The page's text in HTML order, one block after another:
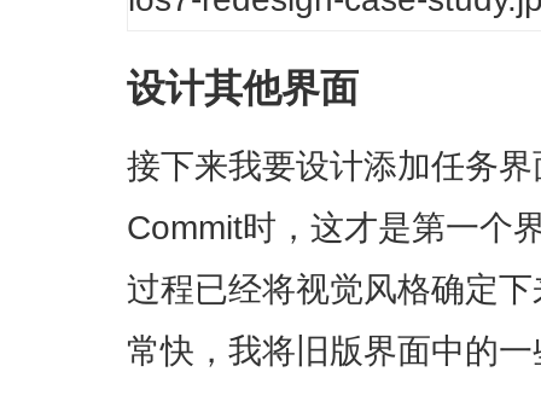
设计其他界面
接下来我要设计添加任务
Commit时，这才是第一个
过程已经将视觉风格确定
常快，我将旧版界面中的